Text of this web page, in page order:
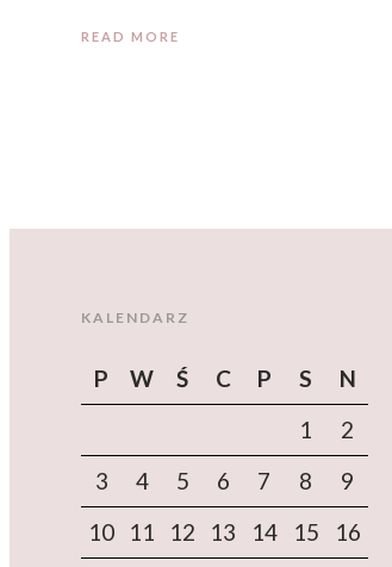
READ MORE
KALENDARZ
P W Ś C P S
N
1
2
3
4 5 6 7 8
9
10
11 12 13 14 15
16